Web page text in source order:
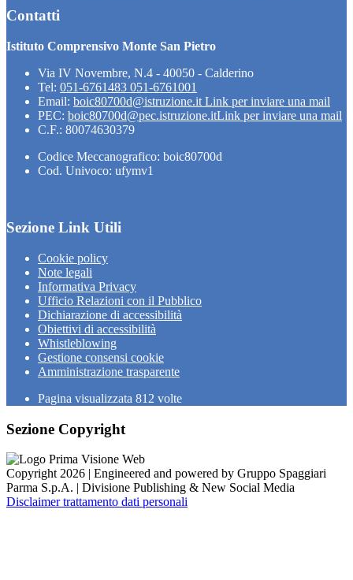
Contatti
Istituto Comprensivo Monte San Pietro
Via IV Novembre, N.4 - 40050 - Calderino
Tel: 051-6761483 051-6761001
Email: boic80700d@istruzione.it Link per inviare una mail
PEC: boic80700d@pec.istruzione.itLink per inviare una mail
C.F.: 80074630379
Codice Meccanografico: boic80700d
Cod. Univoco: ufymv1
Sezione Link Utili
Cookie policy
Note legali
Informativa Privacy
Ufficio Relazioni con il Pubblico
Dichiarazione di accessibilità
Obiettivi di accessibilità
Whistleblowing
Gestione consensi cookie
Amministrazione trasparente
Pagina visualizzata 812 volte
Sezione Copyright
Copyright 2026 | Engineered and powered by Gruppo Spaggiari
Parma S.p.A. | Divisione Publishing & New Social Media
Disclaimer trattamento dati personali